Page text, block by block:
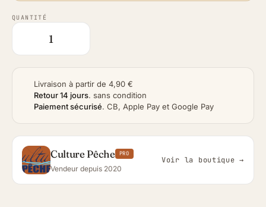
QUANTITÉ
Livraison à partir de 4,90 €
Retour 14 jours. sans condition
Paiement sécurisé. CB, Apple Pay et Google Pay
Culture Pêche PRO
Vendeur depuis 2020
Voir la boutique →